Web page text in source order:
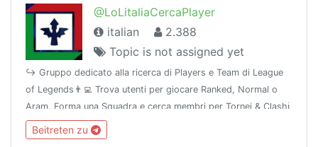
@LoLitaliaCercaPlayer
italian
2.388
Topic is not assigned yet
↪️ Gruppo dedicato alla ricerca di Players e Team di League
of Legends👨‍💻 Trova utenti per giocare Ranked, Normal o
Aram. Forma una Squadra e cerca membri per Tornei & Clashℹ
fb.com/groups/LeagueofLegendsItaly☢ @TavernaLoLGroup 🌐
@TavernaNetwork
Beitreten zu